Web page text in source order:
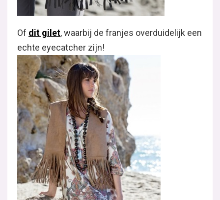
Of dit gilet, waarbij de franjes overduidelijk een
echte eyecatcher zijn!